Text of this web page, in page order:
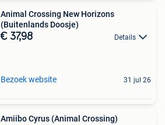
Animal Crossing New Horizons
(Buitenlands Doosje)
€ 37,98 Details
Bezoek website 31 jul 26
Amiibo Cyrus (Animal Crossing)